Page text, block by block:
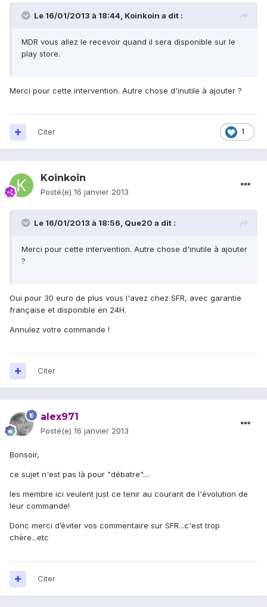
Le 16/01/2013 à 18:44, Koinkoin a dit :
MDR vous allez le recevoir quand il sera disponible sur le
play store.
Merci pour cette intervention. Autre chose d'inutile à ajouter ?
1
Citer
Koinkoin
Posté(e) 16 janvier 2013
Le 16/01/2013 à 18:56, Que20 a dit :
Merci pour cette intervention. Autre chose d'inutile à ajouter
?
Oui pour 30 euro de plus vous l'avez chez SFR, avec garantie
française et disponible en 24H.
Annulez votre commande !
Citer
alex971
Posté(e) 16 janvier 2013
Bonsoir,
ce sujet n'est pas là pour "débatre"...
les membre ici veulent just ce tenir au courant de l'évolution de
leur commande!
Donc merci d’éviter vos commentaire sur SFR...c'est trop
chère...etc
Citer